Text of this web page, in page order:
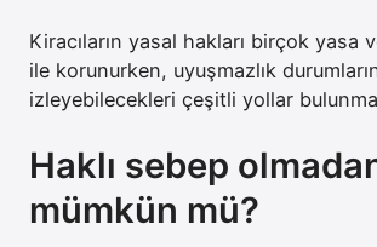
Kiracıların yasal hakları birçok yasa
ile korunurken, uyuşmazlık
izleyebilecekleri çeşitli yollar
Haklı sebep
mümkün mü?